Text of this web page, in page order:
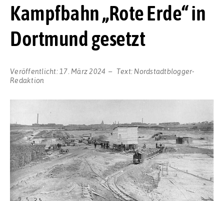
Kampfbahn „Rote Erde“ in
Dortmund gesetzt
Veröffentlicht: 17. März 2024 Text: Nordstadtblogger-
Redaktion